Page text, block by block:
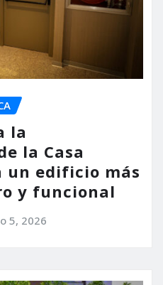
la
la Casa
un edificio más
y funcional
5, 2026